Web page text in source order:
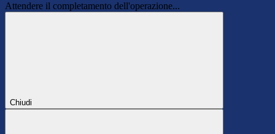
Attendere il completamento dell'operazione...
Chiudi